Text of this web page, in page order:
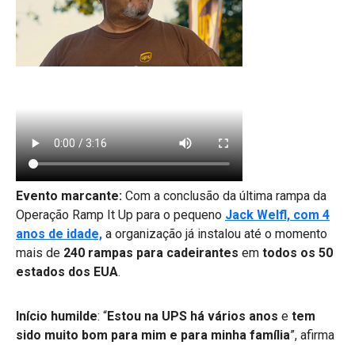
Evento marcante: Com a conclusão da última rampa da
Operação Ramp It Up para o pequeno Jack Welfl, com 4
anos de idade, a organização já instalou até o momento
mais de 240 rampas para cadeirantes em todos os 50
estados dos EUA.
Início humilde: “Estou na UPS há vários anos e tem
sido muito bom para mim e para minha família”, afirma